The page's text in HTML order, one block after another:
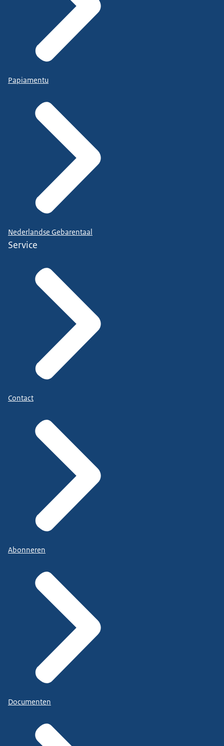
Papiamentu
Nederlandse Gebarentaal
Service
Contact
Abonneren
Documenten